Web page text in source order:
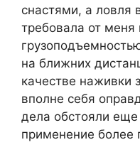
снастями, а ловля
требовала от
на ближних
качестве наживки
вполне себя
дела обстояли
применение более